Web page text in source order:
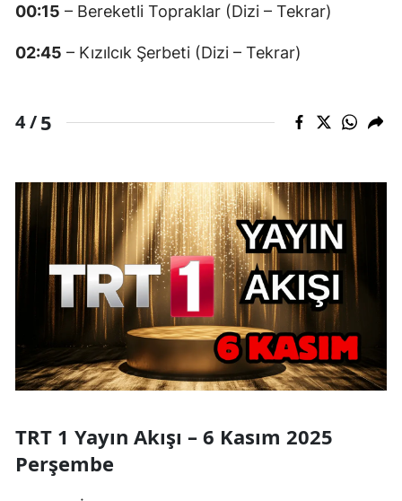
00:15 – Bereketli Topraklar (Dizi – Tekrar)
02:45 – Kızılcık Şerbeti (Dizi – Tekrar)
4 /5
TRT 1 Yayın Akışı – 6 Kasım 2025
Perşembe